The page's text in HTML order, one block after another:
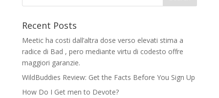
Recent Posts
Meetic ha costi dall’altra dose verso elevati stima a
radice di Bad , pero mediante virtu di codesto offre
maggiori garanzie.
WildBuddies Review: Get the Facts Before You Sign Up
How Do I Get men to Devote?